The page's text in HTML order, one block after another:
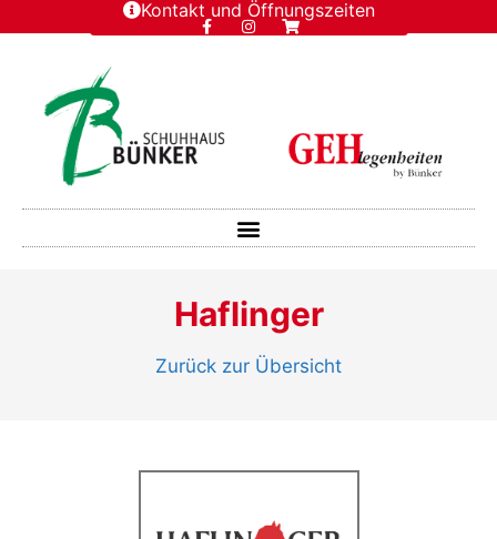
Kontakt und Öffnungszeiten
Haflinger
Zurück zur Übersicht